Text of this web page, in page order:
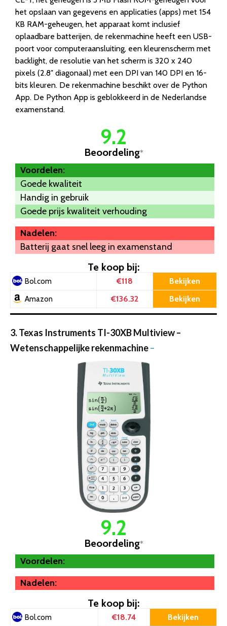
het opslaan van gegevens en applicaties (apps) met 154
KB RAM-geheugen, het apparaat komt inclusief
oplaadbare batterijen, de rekenmachine heeft een USB-
poort voor computeraansluiting, een kleurenscherm met
backlight, de resolutie van het scherm is 320 x 240
pixels (2.8″ diagonaal) met een DPI van 140 DPI en 16-
bits kleuren. De rekenmachine beschikt over de Python
App. De Python App is geblokkeerd in de Nederlandse
examenstand.
9.2
Beoordeling*
Voordelen:
Goede kwaliteit
Handig in gebruik
Goede prijs kwaliteit verhouding
Nadelen:
Batterij gaat snel leeg in examenstand
Te koop bij:
Bol.com €118 Bekijken
Amazon €136.32 Bekijken
3. Texas Instruments TI-30XB Multiview –
Wetenschappelijke rekenmachine–
9.2
Beoordeling*
Voordelen:
Nadelen:
Te koop bij:
Bol.com €18.74 Bekijken